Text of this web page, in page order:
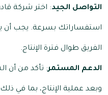
التواصل الجيد: اختر شركة
استفساراتك بسرعة. يجب أن
الفريق طوال فترة الإنتاج.
الدعم المستمر: تأكد من أن
وبعد عملية الإنتاج، بما في